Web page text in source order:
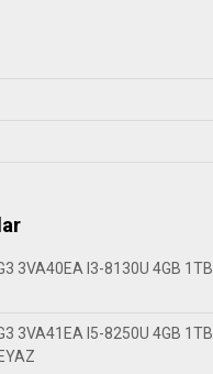
3VA40EA I3-8130U 4GB 1TB
3VA41EA I5-8250U 4GB 1TB